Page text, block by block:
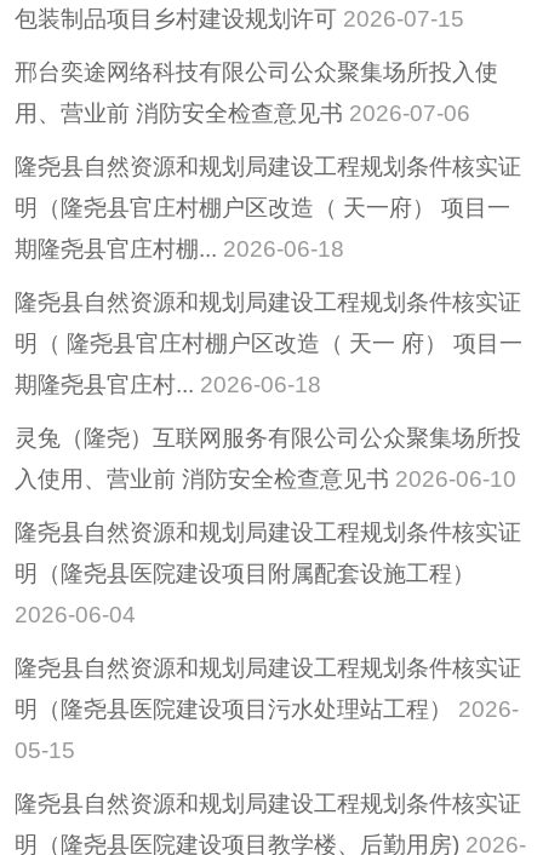
减税降费
包装制品项目乡村建设规划许可 2026-07-15
邢台奕途网络科技有限公司公众聚集场所投入使
用、营业前 消防安全检查意见书 2026-07-06
隆尧县自然资源和规划局建设工程规划条件核实证
明（隆尧县官庄村棚户区改造（ 天一府） 项目一
期隆尧县官庄村棚... 2026-06-18
隆尧县自然资源和规划局建设工程规划条件核实证
明（ 隆尧县官庄村棚户区改造（ 天一 府） 项目一
期隆尧县官庄村... 2026-06-18
灵兔（隆尧）互联网服务有限公司公众聚集场所投
入使用、营业前 消防安全检查意见书 2026-06-10
隆尧县自然资源和规划局建设工程规划条件核实证
明（隆尧县医院建设项目附属配套设施工程）
2026-06-04
隆尧县自然资源和规划局建设工程规划条件核实证
明（隆尧县医院建设项目污水处理站工程）
2026-
05-15
隆尧县自然资源和规划局建设工程规划条件核实证
明（隆尧县医院建设项目教学楼、后勤用房) 2026-